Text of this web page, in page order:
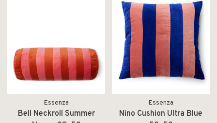
Essenza
Bell Neckroll Summer
Essenza
Nino Cushion Ultra Blue